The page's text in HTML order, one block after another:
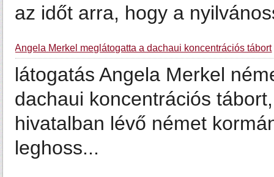
az időt arra, hogy a
Angela Merkel meglátogatta a dachaui koncentrációs tábort
látogatás Angela Merkel
dachaui koncentrációs
hivatalban lévő német
leghoss...